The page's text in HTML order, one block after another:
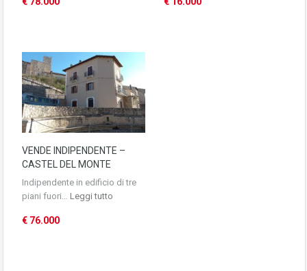
VENDE INDIPENDENTE –
CASTEL DEL MONTE
Indipendente in edificio di tre
piani fuori… Leggi tutto
€ 76.000